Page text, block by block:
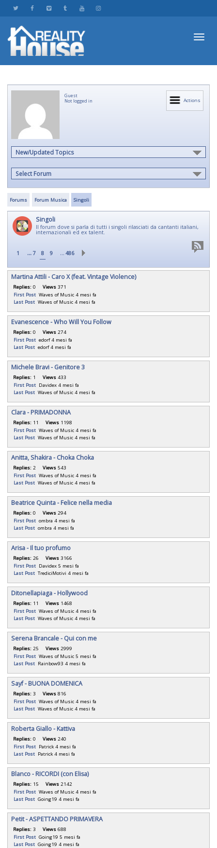
Actions
Guest
Not logged in
New/Updated Topics
Select Forum
Forums Forum Musica Singoli
Singoli
Il forum dove si parla di tutti i singoli rilasciati da cantanti italiani,
internazionali ed ex talent.
1 ... 7 8 9 … 486
Martina Attili - Caro X (feat. Vintage Violence)
Replies: 0 Views 371
First Post Waves of Music 4 mesi fa
Last Post Waves of Music 4 mesi fa
Evanescence - Who Will You Follow
Replies: 0 Views 274
First Post edorf 4 mesi fa
Last Post edorf 4 mesi fa
Michele Bravi - Genitore 3
Replies: 1 Views 433
First Post Davidex 4 mesi fa
Last Post Waves of Music 4 mesi fa
Clara - PRIMADONNA
Replies: 11 Views 1198
First Post Waves of Music 4 mesi fa
Last Post Waves of Music 4 mesi fa
Anitta, Shakira - Choka Choka
Replies: 2 Views 543
First Post Waves of Music 4 mesi fa
Last Post Waves of Music 4 mesi fa
Beatrice Quinta - Felice nella media
Replies: 0 Views 294
First Post ombra 4 mesi fa
Last Post ombra 4 mesi fa
Arisa - Il tuo profumo
Replies: 26 Views 3166
First Post Davidex 5 mesi fa
Last Post TrediciMotivi 4 mesi fa
Ditonellapiaga - Hollywood
Replies: 11 Views 1468
First Post Waves of Music 4 mesi fa
Last Post Waves of Music 4 mesi fa
Serena Brancale - Qui con me
Replies: 25 Views 2999
First Post Waves of Music 5 mesi fa
Last Post Rainbow93 4 mesi fa
Sayf - BUONA DOMENICA
Replies: 3 Views 816
First Post Waves of Music 4 mesi fa
Last Post Waves of Music 4 mesi fa
Roberta Giallo - Kattiva
Replies: 0 Views 240
First Post Patrick 4 mesi fa
Last Post Patrick 4 mesi fa
Blanco - RICORDI (con Elisa)
Replies: 15 Views 2142
First Post Waves of Music 4 mesi fa
Last Post Going19 4 mesi fa
Petit - ASPETTANDO PRIMAVERA
Replies: 3 Views 688
First Post Going19 5 mesi fa
Last Post Going19 4 mesi fa